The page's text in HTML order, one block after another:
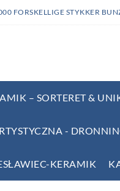
FORSKELLIGE STYKKER
– SORTERET &
-
KERAMIK